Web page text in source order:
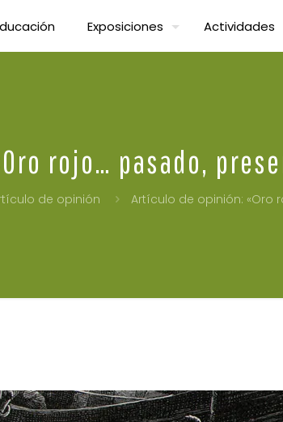
Exposiciones Actividades
rojo… pasado,
de opinión Artículo de opinión: «Oro